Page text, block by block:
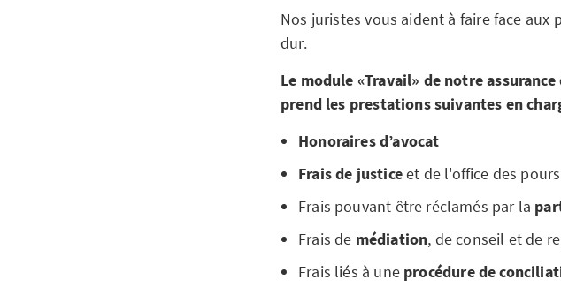
Nos juristes vous aident à faire face
dur.
Le module «Travail» de notre
prend les prestations suivantes en
Honoraires d’avocat
Frais de justiceet de l'office des
Frais pouvant être réclamés par la
Frais de médiation, de conseil et de
Frais liés à une procédure de